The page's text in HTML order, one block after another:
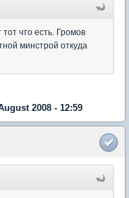
что есть. Громов
минстрой откуда
2008 - 12:59